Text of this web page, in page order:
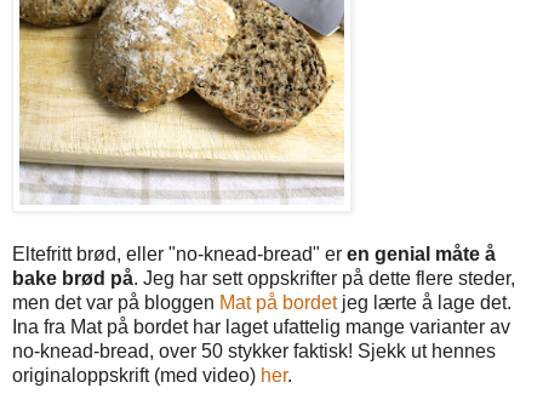
Eltefritt brød, eller "no-knead-bread" er en genial måte å
bake brød på. Jeg har sett oppskrifter på dette flere steder,
men det var på bloggen Mat på bordetjeg lærte å lage det.
Ina fra Mat på bordet har laget ufattelig mange varianter av
no-knead-bread, over 50 stykker faktisk! Sjekk ut hennes
originaloppskrift (med video) her.